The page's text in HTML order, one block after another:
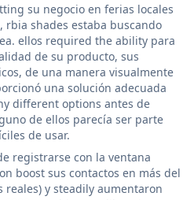
su negocio en ferias locales
rbia shades estaba buscando
ellos required the ability para
de su producto, sus
de una manera visualmente
una solución adecuada
different options antes de
de ellos parecía ser parte
de usar.
registrarse con la ventana
boost sus contactos en más del
reales) y steadily aumentaron